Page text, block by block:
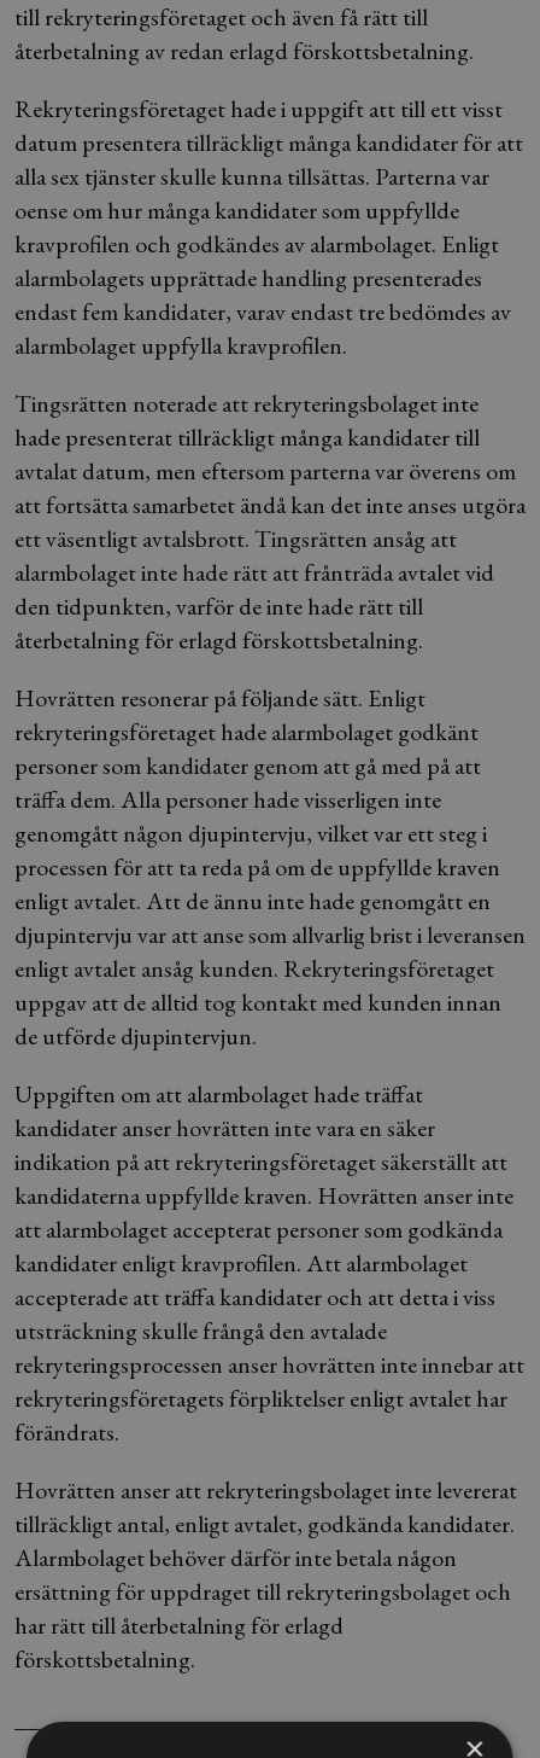
till rekryteringsföretaget och även få rätt till
återbetalning av redan erlagd förskottsbetalning.
Rekryteringsföretaget hade i uppgift att till ett visst
datum presentera tillräckligt många kandidater för att
alla sex tjänster skulle kunna tillsättas. Parterna var
oense om hur många kandidater som uppfyllde
kravprofilen och godkändes av alarmbolaget. Enligt
alarmbolagets upprättade handling presenterades
endast fem kandidater, varav endast tre bedömdes av
alarmbolaget uppfylla kravprofilen.
Tingsrätten noterade att rekryteringsbolaget inte
hade presenterat tillräckligt många kandidater till
avtalat datum, men eftersom parterna var överens om
att fortsätta samarbetet ändå kan det inte anses utgöra
ett väsentligt avtalsbrott. Tingsrätten ansåg att
alarmbolaget inte hade rätt att frånträda avtalet vid
den tidpunkten, varför de inte hade rätt till
återbetalning för erlagd förskottsbetalning.
Hovrätten resonerar på följande sätt. Enligt
rekryteringsföretaget hade alarmbolaget godkänt
personer som kandidater genom att gå med på att
träffa dem. Alla personer hade visserligen inte
genomgått någon djupintervju, vilket var ett steg i
processen för att ta reda på om de uppfyllde kraven
enligt avtalet. Att de ännu inte hade genomgått en
djupintervju var att anse som allvarlig brist i leveransen
enligt avtalet ansåg kunden. Rekryteringsföretaget
uppgav att de alltid tog kontakt med kunden innan
de utförde djupintervjun.
Uppgiften om att alarmbolaget hade träffat
kandidater anser hovrätten inte vara en säker
indikation på att rekryteringsföretaget säkerställt att
kandidaterna uppfyllde kraven. Hovrätten anser inte
att alarmbolaget accepterat personer som godkända
kandidater enligt kravprofilen. Att alarmbolaget
accepterade att träffa kandidater och att detta i viss
utsträckning skulle frångå den avtalade
rekryteringsprocessen anser hovrätten inte innebar att
rekryteringsföretagets förpliktelser enligt avtalet har
förändrats.
Hovrätten anser att rekryteringsbolaget inte levererat
tillräckligt antal, enligt avtalet, godkända kandidater.
Alarmbolaget behöver därför inte betala någon
ersättning för uppdraget till rekryteringsbolaget och
har rätt till återbetalning för erlagd
förskottsbetalning.
_________________________________
×